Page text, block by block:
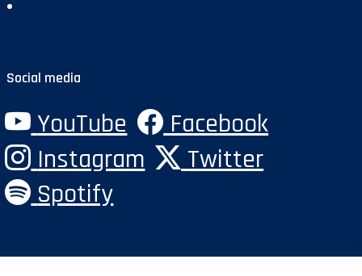
Social media
YouTube
Facebook
Instagram
Twitter
Spotify